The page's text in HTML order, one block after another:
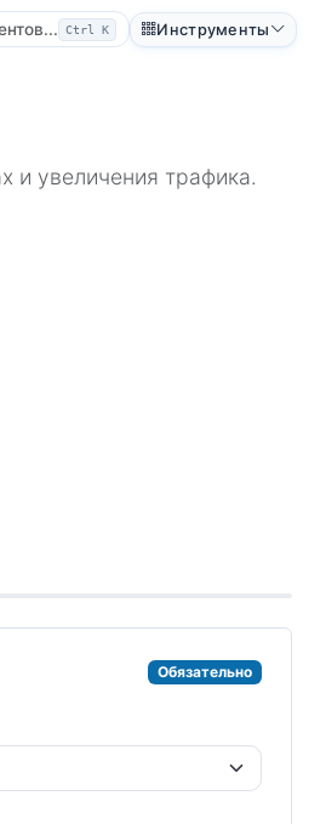
Ctrl K Инструменты
и увеличения трафика.
Обязательно